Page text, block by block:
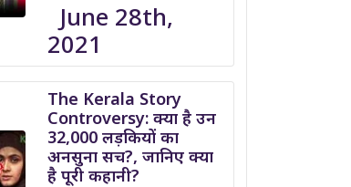
June 28th,
2021
The Kerala Story
Controversy: क्या है उन
32,000 लड़कियों का
अनसुना सच?, जानिए क्या
है पूरी कहानी?